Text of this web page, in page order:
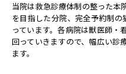
当院は救急診療体制の整った本
を目指した分院、完全予約制
っています。各病院は獣医師・
回っていきますので、幅広い診
ます。